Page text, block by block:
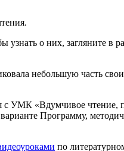
узнать о них, загляните в
небольшую часть
с УМК «Вдумчивое чтение,
Программу,
по